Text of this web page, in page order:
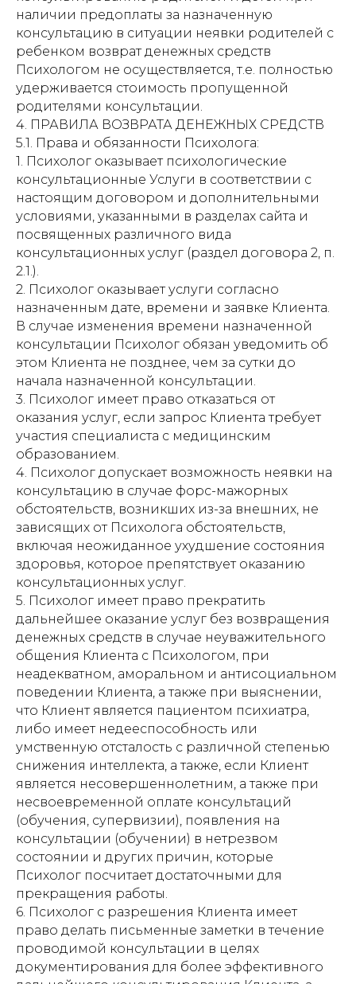
наличии предоплаты за назначенную
консультацию в ситуации неявки родителей с
ребенком возврат денежных средств
Психологом не осуществляется, т.е. полностью
удерживается стоимость пропущенной
родителями консультации.
4. ПРАВИЛА ВОЗВРАТА ДЕНЕЖНЫХ СРЕДСТВ
5.1. Права и обязанности Психолога:
1. Психолог оказывает психологические
консультационные Услуги в соответствии с
настоящим договором и дополнительными
условиями, указанными в разделах сайта и
посвященных различного вида
консультационных услуг (раздел договора 2, п.
2.1.).
2. Психолог оказывает услуги согласно
назначенным дате, времени и заявке Клиента.
В случае изменения времени назначенной
консультации Психолог обязан уведомить об
этом Клиента не позднее, чем за сутки до
начала назначенной консультации.
3. Психолог имеет право отказаться от
оказания услуг, если запрос Клиента требует
участия специалиста с медицинским
образованием.
4. Психолог допускает возможность неявки на
консультацию в случае форс-мажорных
обстоятельств, возникших из-за внешних, не
зависящих от Психолога обстоятельств,
включая неожиданное ухудшение состояния
здоровья, которое препятствует оказанию
консультационных услуг.
5. Психолог имеет право прекратить
дальнейшее оказание услуг без возвращения
денежных средств в случае неуважительного
общения Клиента с Психологом, при
неадекватном, аморальном и антисоциальном
поведении Клиента, а также при выяснении,
что Клиент является пациентом психиатра,
либо имеет недееспособность или
умственную отсталость с различной степенью
снижения интеллекта, а также, если Клиент
является несовершеннолетним, а также при
несвоевременной оплате консультаций
(обучения, супервизии), появления на
консультации (обучении) в нетрезвом
состоянии и других причин, которые
Психолог посчитает достаточными для
прекращения работы.
6. Психолог с разрешения Клиента имеет
право делать письменные заметки в течение
проводимой консультации в целях
документирования для более эффективного